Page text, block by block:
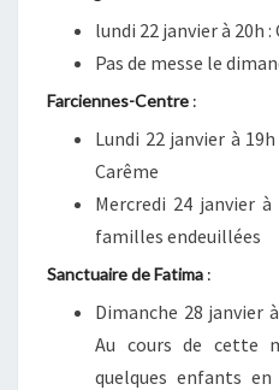
lundi 22 janvier à 20h :
Pas de messe le
Farciennes-Centre :
Lundi 22 janvier à
Carême
Mercredi 24 janvier
familles endeuillées
Sanctuaire de Fatima :
Dimanche 28 janvier
Au cours de cette
quelques enfants